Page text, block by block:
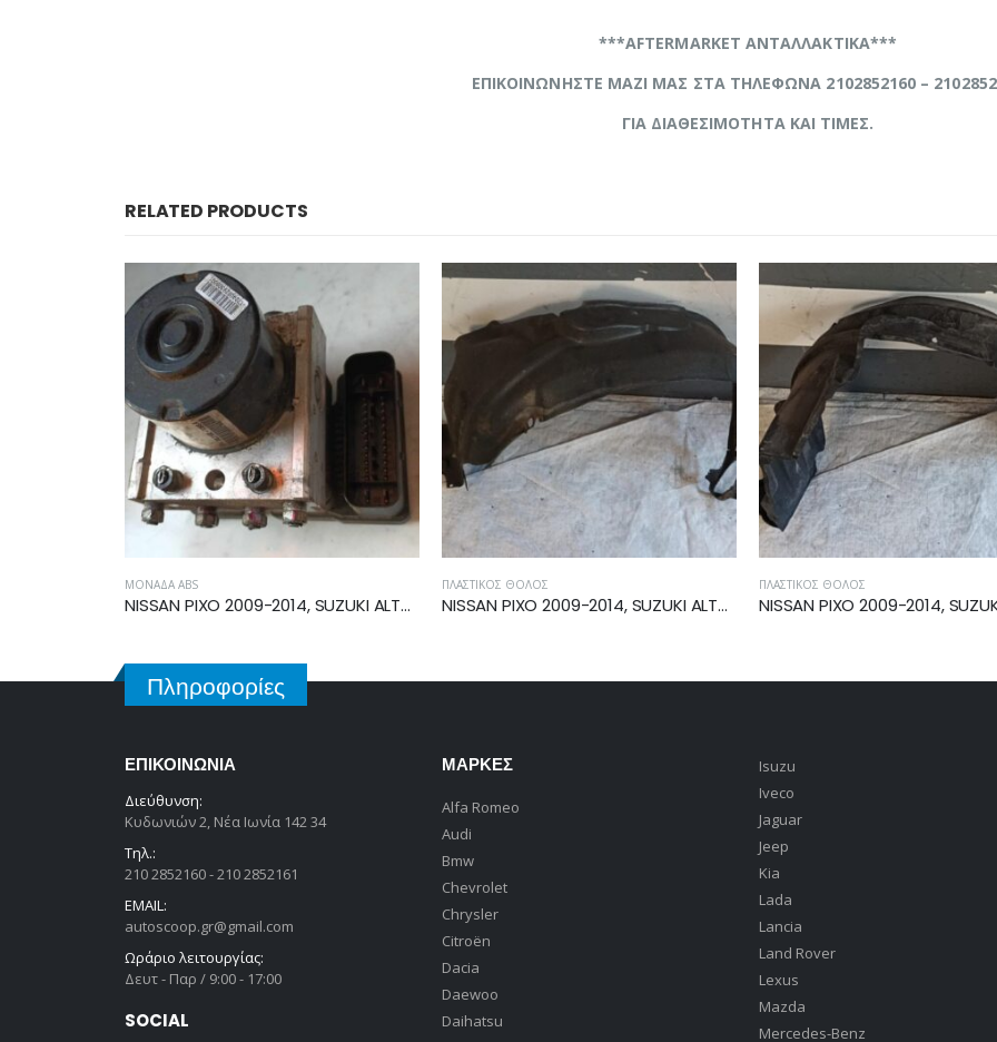
***AFTERMARKET ΑΝΤΑΛΛΑΚΤΙΚΑ***
ΕΠΙΚΟΙΝΩΝΗΣΤΕ ΜΑΖΙ ΜΑΣ ΣΤΑ ΤΗΛΕΦΩΝΑ 2102852160 –
ΓΙΑ ΔΙΑΘΕΣΙΜΟΤΗΤΑ ΚΑΙ ΤΙΜΕΣ.
RELATED PRODUCTS
NISSAN PIXO 2009-2014, SUZUKI ALTO ΜΟΝΑΔΑ ABS 68K0
ΠΛΑΣΤΙΚΌΣ ΘΌΛΟΣ
NISSAN PIXO 2009-2014, SUZUKI ALTO 2008-2014 ΘΟΛΟΣ ΕΜΠΡΟΣ ΑΡΙΣΤΕΡΟΣ 72322M68K00
ΠΛΑΣΤΙΚΌΣ ΘΌΛΟΣ
NISSAN PIXO 2009-2014, SUZUKI ALTO 2008-2014 ΘΟΛΟΣ ΕΜΠΡΟΣ ΔΕΞΙΟΣ 72321-68K00
Πληροφορίες
ΕΠΙΚΟΙΝΩΝΊΑ
Διεύθυνση:
Κυδωνιών 2, Νέα Ιωνία 142 34
Τηλ.:
210 2852160 - 210 2852161
EMAIL:
autoscoop.gr@gmail.com
Ωράριο λειτουργίας:
Δευτ - Παρ / 9:00 - 17:00
SOCIAL
ΜΆΡΚΕΣ
Alfa Romeo
Audi
Bmw
Chevrolet
Chrysler
Citroën
Dacia
Daewoo
Daihatsu
Isuzu
Iveco
Jaguar
Jeep
Kia
Lada
Lancia
Land Rover
Lexus
Mazda
Mercedes-Benz